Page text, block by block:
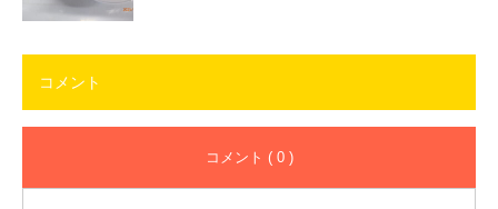
コメント
コメント ( 0 )